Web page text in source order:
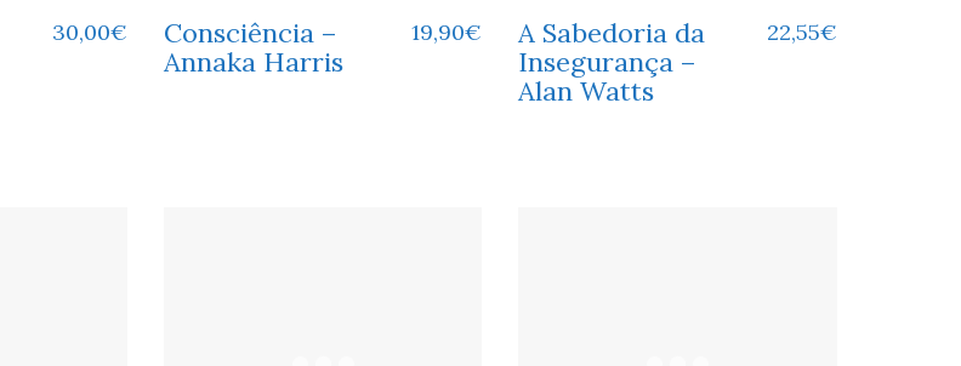
30,00€
Consciência –
Annaka Harris
19,90€
A Sabedoria da
Insegurança –
Alan Watts
22,55€